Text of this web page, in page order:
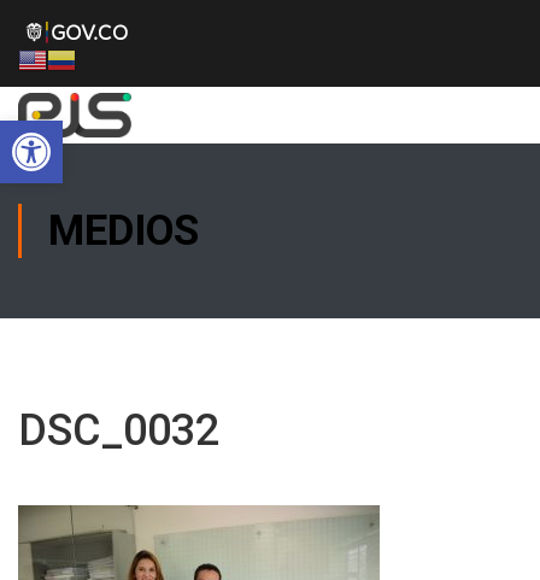
Abrir barra de herramientas
MEDIOS
DSC_0032